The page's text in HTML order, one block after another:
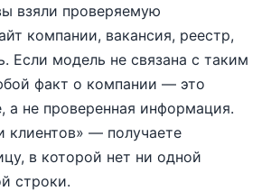
взяли проверяемую
компании, вакансия, реестр,
Если модель не связана с таким
факт о компании — это
а не проверенная информация.
клиентов» — получаете
в которой нет ни одной
строки.